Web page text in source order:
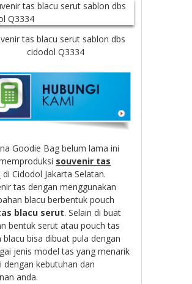
tas blacu serut sablon dbs
cidodol Q3334
Goodie Bag belum lama ini
souvenir tas
di Cidodol Jakarta Selatan.
tas dengan menggunakan
blacu berbentuk pouch
blacu serut. Selain di buat
bentuk serut atau pouch tas
blacu bisa dibuat pula dengan
jenis model tas yang menarik
dengan kebutuhan dan
anda.